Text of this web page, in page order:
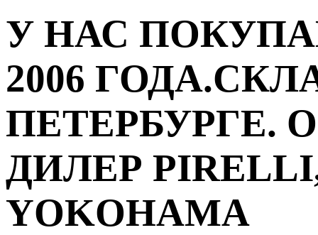
У НАС
2006
ПЕТЕРБУРГЕ.
ДИЛЕР
YOKOHAMA